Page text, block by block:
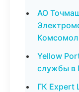
АО
Yellow
службы в
ГК Expert